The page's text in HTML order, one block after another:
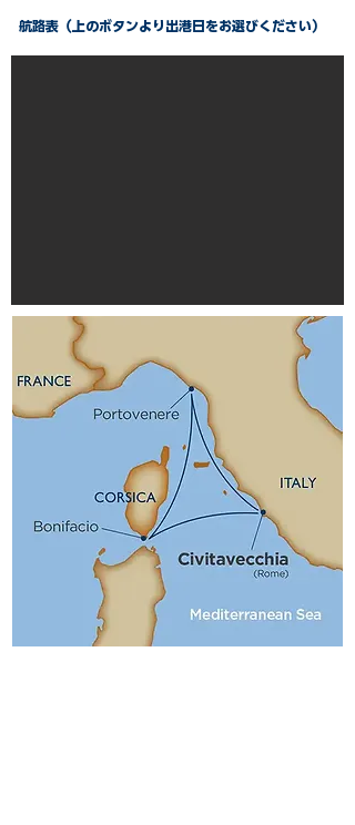
航路表（上のボタンより出港日をお選びください）